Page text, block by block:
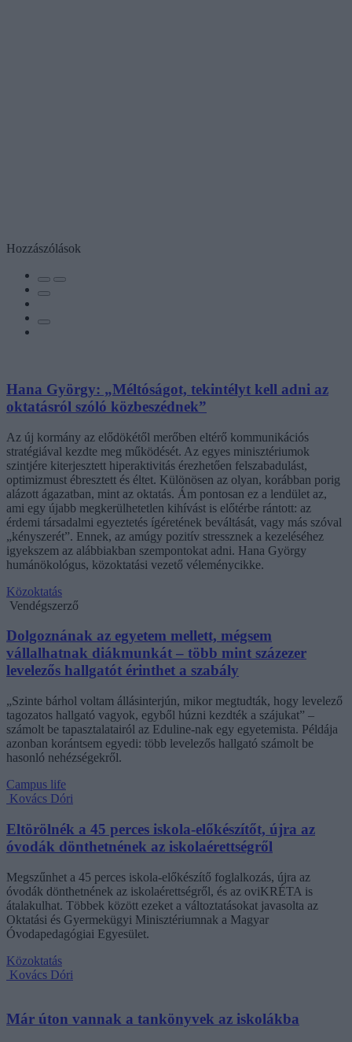
Hozzászólások
Hana György: „Méltóságot, tekintélyt kell adni az
oktatásról szóló közbeszédnek”
Az új kormány az elődökétől merőben eltérő kommunikációs
stratégiával kezdte meg működését. Az egyes minisztériumok
szintjére kiterjesztett hiperaktivitás érezhetően felszabadulást,
optimizmust ébresztett és éltet. Különösen az olyan, korábban porig
alázott ágazatban, mint az oktatás. Ám pontosan ez a lendület az,
ami egy újabb megkerülhetetlen kihívást is előtérbe rántott: az
érdemi társadalmi egyeztetés ígéretének beváltását, vagy más szóval
„kényszerét”. Ennek, az amúgy pozitív stressznek a kezeléséhez
igyekszem az alábbiakban szempontokat adni. Hana György
humánökológus, közoktatási vezető véleménycikke.
Közoktatás
Vendégszerző
Dolgoznának az egyetem mellett, mégsem
vállalhatnak diákmunkát – több mint százezer
levelezős hallgatót érinthet a szabály
„Szinte bárhol voltam állásinterjún, mikor megtudták, hogy levelező
tagozatos hallgató vagyok, egyből húzni kezdték a szájukat” –
számolt be tapasztalatairól az Eduline-nak egy egyetemista. Példája
azonban korántsem egyedi: több levelezős hallgató számolt be
hasonló nehézségekről.
Campus life
Kovács Dóri
Eltörölnék a 45 perces iskola-előkészítőt, újra az
óvodák dönthetnének az iskolaérettségről
Megszűnhet a 45 perces iskola-előkészítő foglalkozás, újra az
óvodák dönthetnének az iskolaérettségről, és az oviKRÉTA is
átalakulhat. Többek között ezeket a változtatásokat javasolta az
Oktatási és Gyermekügyi Minisztériumnak a Magyar
Óvodapedagógiai Egyesület.
Közoktatás
Kovács Dóri
Már úton vannak a tankönyvek az iskolákba